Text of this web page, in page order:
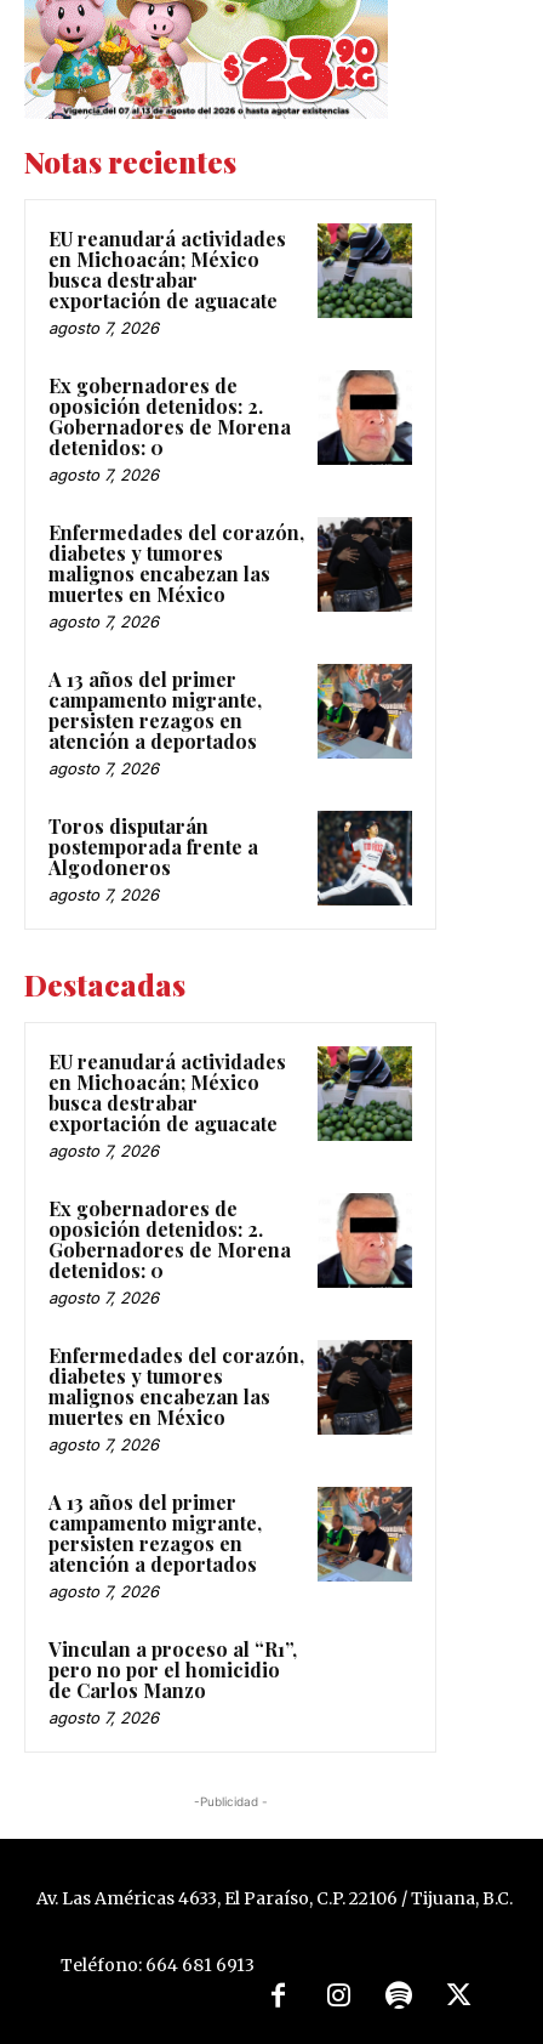
Notas recientes
EU reanudará actividades
en Michoacán; México
busca destrabar
exportación de aguacate
agosto 7, 2026
Ex gobernadores de
oposición detenidos: 2.
Gobernadores de Morena
detenidos: 0
agosto 7, 2026
Enfermedades del corazón,
diabetes y tumores
malignos encabezan las
muertes en México
agosto 7, 2026
A 13 años del primer
campamento migrante,
persisten rezagos en
atención a deportados
agosto 7, 2026
Toros disputarán
postemporada frente a
Algodoneros
agosto 7, 2026
Destacadas
EU reanudará actividades
en Michoacán; México
busca destrabar
exportación de aguacate
agosto 7, 2026
Ex gobernadores de
oposición detenidos: 2.
Gobernadores de Morena
detenidos: 0
agosto 7, 2026
Enfermedades del corazón,
diabetes y tumores
malignos encabezan las
muertes en México
agosto 7, 2026
A 13 años del primer
campamento migrante,
persisten rezagos en
atención a deportados
agosto 7, 2026
Vinculan a proceso al “R1”,
pero no por el homicidio
de Carlos Manzo
agosto 7, 2026
-Publicidad -
Av. Las Américas 4633, El Paraíso, C.P. 22106 / Tijuana, B.C.
Teléfono: 664 681 6913